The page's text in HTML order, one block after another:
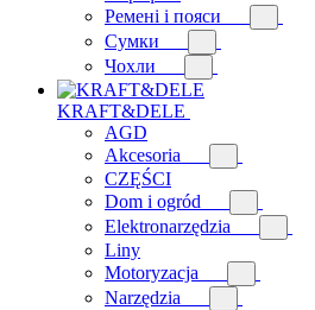
Ремені і пояси
Сумки
Чохли
KRAFT&DELE
AGD
Akcesoria
CZĘŚCI
Dom i ogród
Elektronarzędzia
Liny
Motoryzacja
Narzędzia